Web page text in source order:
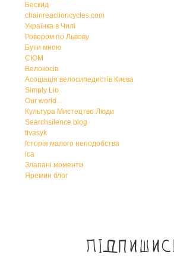
Бескид
chainreactioncycles.com
Українка в Чилі
Ровером по Львову
Бути мною
СЮМ
Велокосів
Асоціація велосипедистів Києва
Simply Lio
Our world...
Культура Мистецтво Люди
Searchsilence blog
tivasyk
Історія малого неподобства
lca
Злапані моменти
Яремин блог